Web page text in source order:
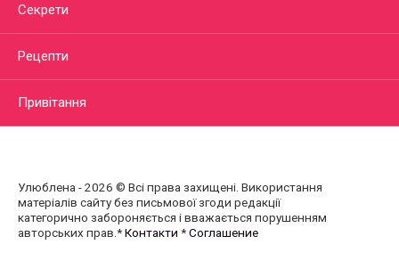
Секрети
Рецепти
Привітання
Улюблена - 2026 © Всі права захищені. Використання
матеріалів сайту без письмової згоди редакції
категорично забороняється і вважається порушенням
авторських прав.*Контакти *Соглашение